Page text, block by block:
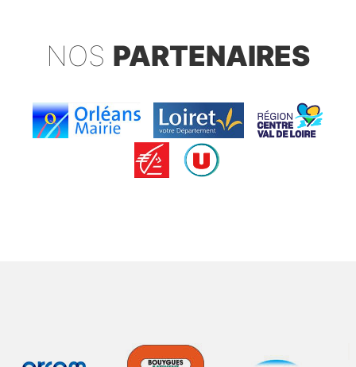
NOS PARTENAIRES